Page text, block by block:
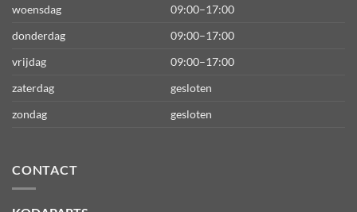
woensdag
09:00–17:00
donderdag
09:00–17:00
vrijdag
09:00–17:00
zaterdag
gesloten
zondag
gesloten
CONTACT